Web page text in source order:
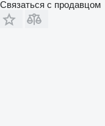
Связаться с продавцом